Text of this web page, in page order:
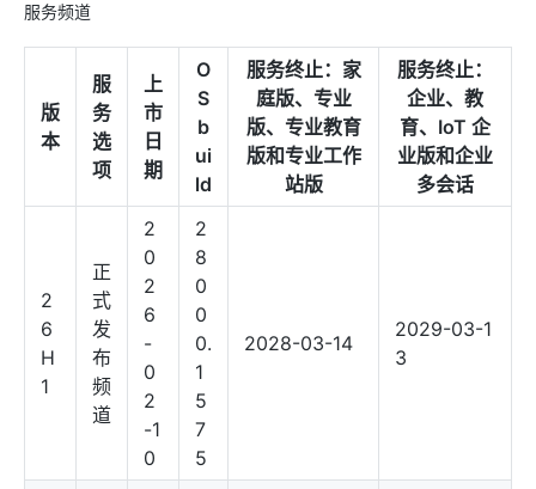
服务频道
版
本
服
务
选
项
上
市
日
期
O
S
b
ui
ld
服务终止：家
庭版、专业
版、专业教育
版和专业工作
站版
服务终止：
企业、教
育、IoT 企
业版和企业
多会话
2
6
H
1
正
式
发
布
频
道
2
0
2
6
-
0
2
-1
0
2
8
0
0
0.
1
5
7
5
2028-03-14
2029-03-1
3